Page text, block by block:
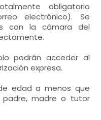
obligatorio
electrónico). Se
con la cámara del
podrán acceder al
expresa.
edad a menos que
madre o tutor